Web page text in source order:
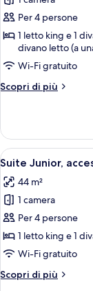
per
Camera
Club
con
letto
matrimoniale
letti
singoli,
accesso
alla
piscina
Per 4 persone
1 letto king e 1
divano letto (a
Wi-Fi gratuito
Scopri di più
Altri
Club
con
letto
o
2
singoli,
accesso
alla
piscina
Apri
tutte
le
foto
per
Suite
Junior,
alla
8
Suite Junior,
44 m²
1 camera
Per 4 persone
1 letto king e 1
Wi-Fi gratuito
Scopri di più
Altri